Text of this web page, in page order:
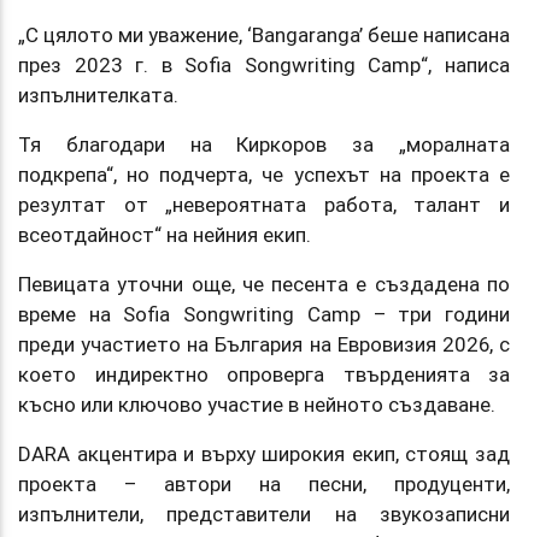
„С цялото ми уважение, ‘Bangaranga’ беше написана
през 2023 г. в Sofia Songwriting Camp“, написа
изпълнителката.
Тя благодари на Киркоров за „моралната
подкрепа“, но подчерта, че успехът на проекта е
резултат от „невероятната работа, талант и
всеотдайност“ на нейния екип.
Певицата уточни още, че песента е създадена по
време на Sofia Songwriting Camp – три години
преди участието на България на Евровизия 2026, с
което индиректно опроверга твърденията за
късно или ключово участие в нейното създаване.
DARA акцентира и върху широкия екип, стоящ зад
проекта – автори на песни, продуценти,
изпълнители, представители на звукозаписни